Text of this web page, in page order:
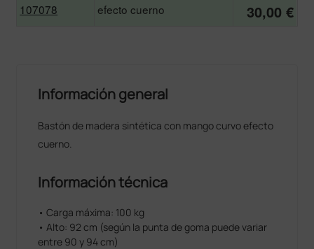
107078 efecto cuerno 30,00 €
Información general
Bastón de madera sintética con mango curvo efecto
cuerno.
Información técnica
• Carga máxima: 100 kg
• Alto: 92 cm (según la punta de goma puede variar
entre 90 y 94 cm)